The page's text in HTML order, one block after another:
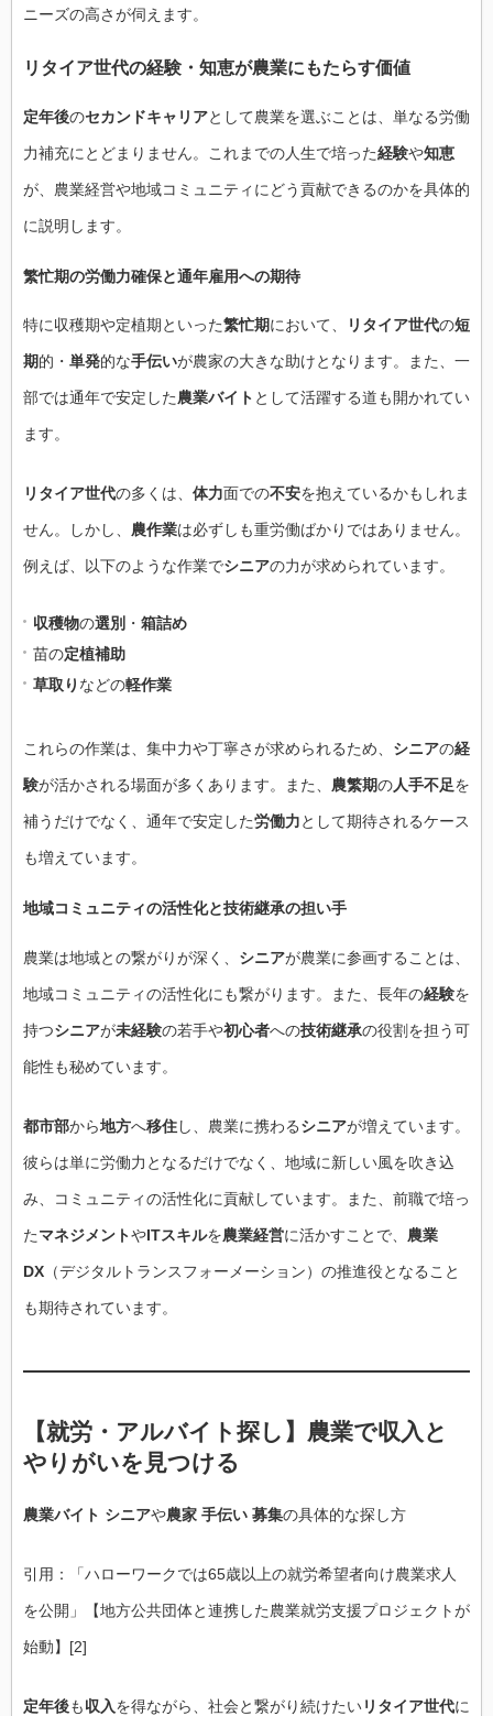
ニーズの高さが伺えます。
リタイア世代の経験 ・ 知恵が農業にもたらす価値
定年後のセカンドキャリアとして農業を選ぶことは、単なる労働
力補充にとどまりません。これまでの人生で培った経験や知恵
が、農業経営や地域コミュニティにどう貢献できるのかを具体的
に説明します。
繁忙期の労働力確保と通年雇用への期待
特に収穫期や定植期といった繁忙期において、 リタイア世代の短
期的・ 単発的な手伝いが農家の大きな助けとなります。また、一
部では通年で安定した農業バイト として活躍する道も開かれてい
ます。
リタイア世代の多くは、 体力面での不安を抱えているかもしれま
せん。しかし、 農作業は必ずしも重労働ばかりではありません。
例えば、以下のような作業でシニアの力が求められています。
収穫物の選別 ・ 箱詰め
苗の定植補助
草取り などの軽作業
これらの作業は、集中力や丁寧さが求められるため、 シニアの経
験が活かされる場面が多くあります。また、 農繁期の人手不足を
補うだけでなく、通年で安定した労働力として期待されるケース
も増えています。
地域コミュニティの活性化と技術継承の担い手
農業は地域との繋がりが深く、 シニアが農業に参画することは、
地域コミュニティの活性化にも繋がります。また、長年の経験を
持つシニアが未経験の若手や初心者への技術継承の役割を担う可
能性も秘めています。
都市部から地方へ移住し、農業に携わるシニアが増えています。
彼らは単に労働力となるだけでなく、地域に新しい風を吹き込
み、コミュニティの活性化に貢献しています。また、前職で培っ
たマネジメントやITスキルを農業経営に活かすことで、 農業
DX （デジタルトランスフォーメーション）の推進役となること
も期待されています。
【就労・アルバイト探し】農業で収入 と
やりがいを見つける
農業バイト シニアや農家 手伝い 募集の具体的な探し方
引用：「ハローワークでは65歳以上の就労希望者向け農業求人
を公開」【地方公共団体と連携した農業就労支援プロジェクトが
始動】[2]
定年後も収入を得ながら、社会と繋がり続けたいリタイア世代に